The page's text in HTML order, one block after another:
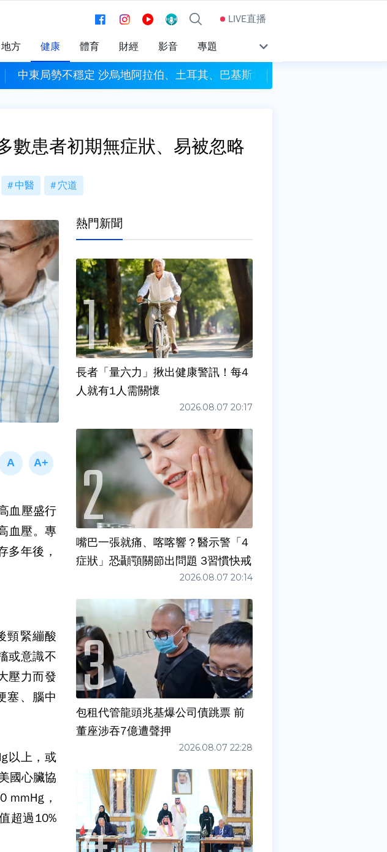
LIVE直播
地方 健康 體育 財經 影音 專題
中東局勢不穩定 沙烏地阿拉伯、土耳其、巴基斯坦簽署共同防禦條約
數患者初期無症狀、易被忽略
中醫 穴道
血壓盛行
血壓。專
多年後，
頸緊繃酸
或意識不
壓力而發
塞、腦中
以上，或
國心臟協
mmHg ，
超過10%
熱門新聞
長者「量六力」揪出健康警訊！每4
人就有1人需關懷
2026.08.07 20:17
嘴巴一張就痛、喀喀響？醫示警「4
症狀」恐顳顎關節出問題 3習慣快戒
2026.08.07 20:14
包租代管龍頭兆基爆公司債跳票 前
董座涉吞7億遭聲押
2026.08.07 22:28